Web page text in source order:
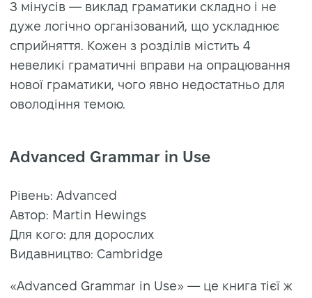
З мінусів — виклад граматики складно і не
дуже логічно організований, що ускладнює
сприйняття. Кожен з розділів містить 4
невеликі граматичні вправи на опрацювання
нової граматики, чого явно недостатньо для
оволодіння темою.
Advanced Grammar in Use
Рівень: Advanced
Автор: Martin Hewings
Для кого: для дорослих
Видавництво: Cambridge
«Advanced Grammar in Use» — це книга тієї ж